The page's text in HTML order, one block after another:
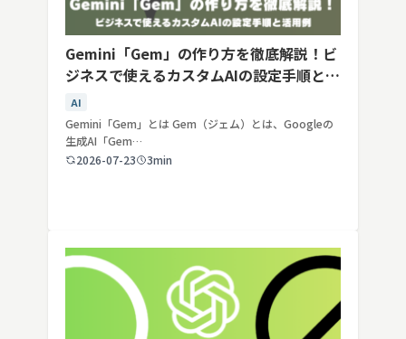
Gemini「Gem」の作り方を徹底解説！ビ
ジネスで使えるカスタムAIの設定手順と活
用例
AI
Gemini「Gem」とは Gem（ジェム）とは、Googleの
生成AI「Gem…
2026-07-23
3min